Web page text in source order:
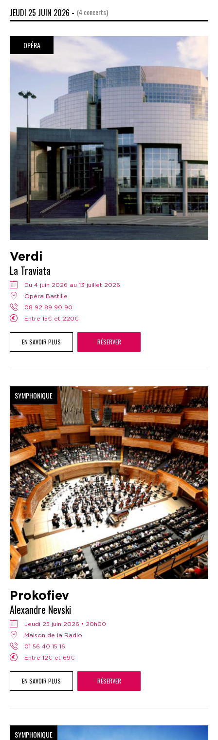
JEUDI 25 JUIN 2026 - (4 concerts)
OPÉRA
Verdi
La Traviata
Du 4 juin 2026 au 13 juillet 2026
Opéra Bastille
08 92 89 90 90
Entre 15€ et 220€
EN SAVOIR PLUS RÉSERVER
SYMPHONIQUE
Prokofiev
Alexandre Nevski
jeudi 25 juin 2026 • 20h00
Maison de la Radio
01 56 40 15 16
Entre 12€ et 69€
EN SAVOIR PLUS RÉSERVER
SYMPHONIQUE